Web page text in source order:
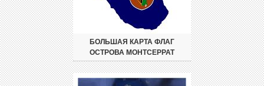
БОЛЬШАЯ КАРТА ФЛАГ
ОСТРОВА МОНТСЕРРАТ